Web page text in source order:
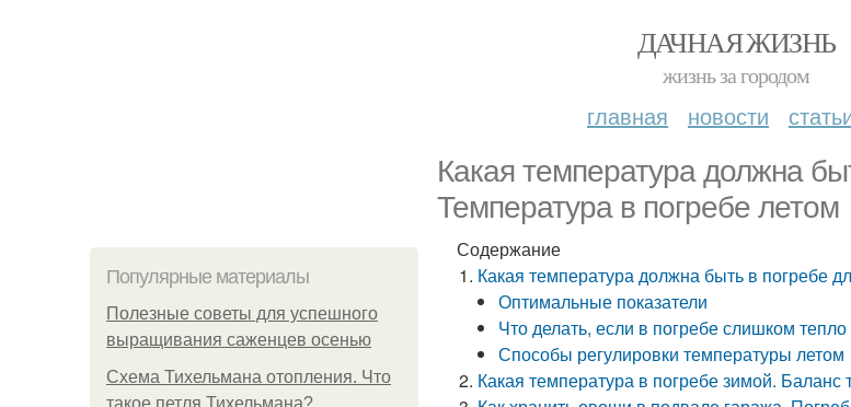
ДАЧНАЯ ЖИЗНЬ
жизнь за городом
главная новости
Какая температура должна
Температура в погребе летом
Популярные материалы
Полезные советы для успешного
выращивания саженцев осенью
Схема Тихельмана отопления. Что
такое петля Тихельмана?
Содержание
Какая температура должна быть в погребе
Оптимальные показатели
Что делать, если в погребе слишком тепло
Способы регулировки температуры летом
Какая температура в погребе зимой.